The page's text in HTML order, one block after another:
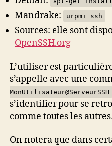
Mandrake: urpmi ssh
Sources: elle sont
OpenSSH.org
L’utiliser est
s’appelle avec une
MonUtilisateur@ServeurSSH
s’identifier pour se
comme toutes les
On notera que dans